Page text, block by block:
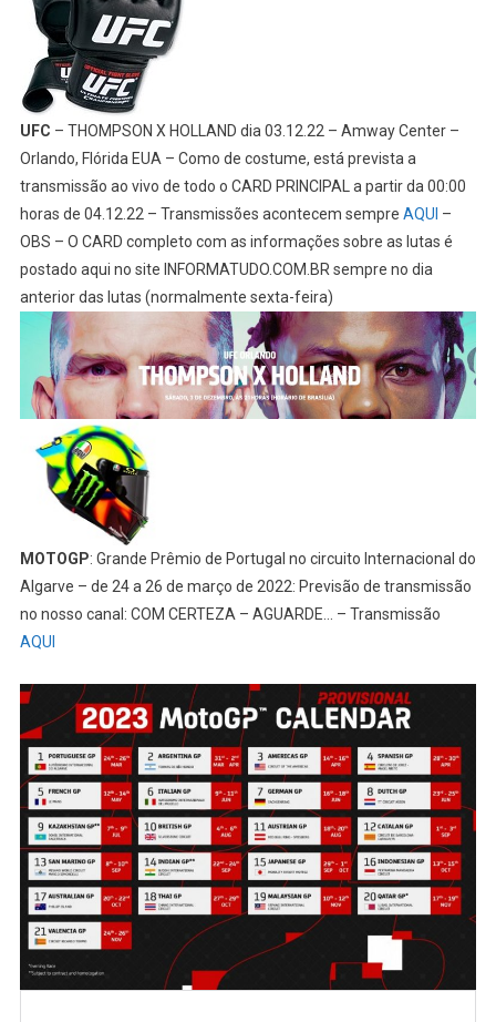
UFC – THOMPSON X HOLLAND dia 03.12.22 – Amway Center –
Orlando, Flórida EUA – Como de costume, está prevista a
transmissão ao vivo de todo o CARD PRINCIPAL a partir da 00:00
horas de 04.12.22 – Transmissões acontecem sempre AQUI –
OBS – O CARD completo com as informações sobre as lutas é
postado aqui no site INFORMATUDO.COM.BR sempre no dia
anterior das lutas (normalmente sexta-feira)
MOTOGP: Grande Prêmio de Portugal no circuito Internacional do
Algarve – de 24 a 26 de março de 2022: Previsão de transmissão
no nosso canal: COM CERTEZA – AGUARDE… – Transmissão
AQUI